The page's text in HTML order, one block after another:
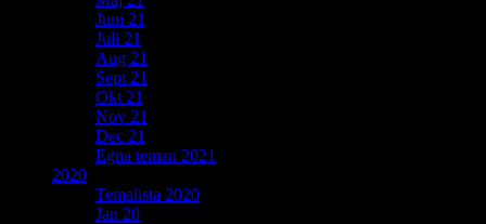
Juni 21
Juli 21
Aug 21
Sept 21
Okt 21
Nov 21
Dec 21
Egna teman 2021
2020
Temalista 2020
Jan 20